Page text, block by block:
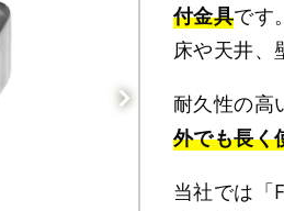
付金具です
床や天井、
耐久性の高
外でも長く
当社では「